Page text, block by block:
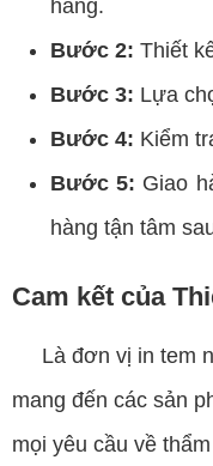
hàng.
Bước 2: Thiết
Bước 3: Lựa
Bước 4: Kiểm
Bước 5: Giao
hàng tận tâm
Cam kết của
Là đơn vị in tem
mang đến các sản
mọi yêu cầu về